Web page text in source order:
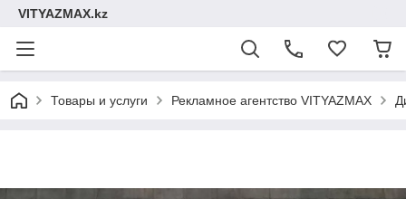
VITYAZMAX.kz
Товары и услуги Рекламное агентство VITYAZMAX